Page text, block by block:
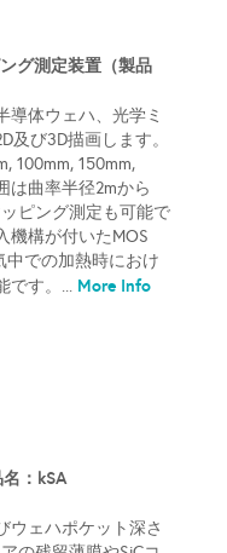
グ測定装置（製品
導体ウェハ、光学ミ
及び3D描画します。
100mm, 150mm,
は曲率半径2mから
ピング測定も可能で
機構が付いたMOS
中での加熱時におけ
です。... More Info
：kSA
ウェハポケット深さ